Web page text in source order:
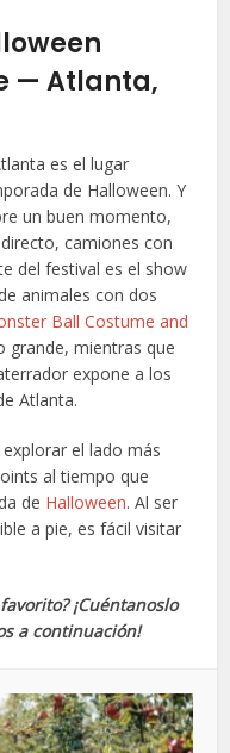
— Atlanta,
es el lugar
de Halloween. Y
un buen momento,
camiones con
del festival es el show
animales con dos
Ball Costume and
grande, mientras que
expone a los
Atlanta.
el lado más
al tiempo que
de Halloween. Al ser
a pie, es fácil visitar
¡Cuéntanoslo
a continuación!